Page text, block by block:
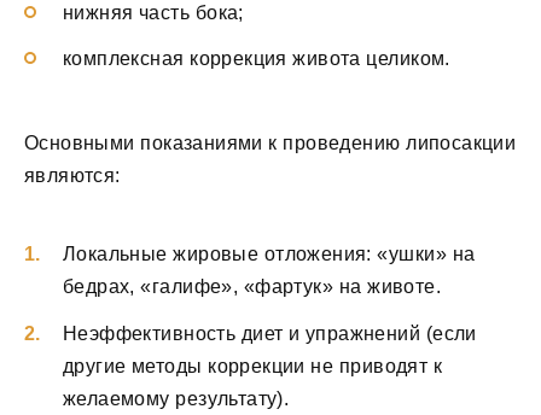
нижняя часть бока;
комплексная коррекция живота целиком.
Основными показаниями к проведению липосакции
являются:
Локальные жировые отложения: «ушки» на
бедрах, «галифе», «фартук» на животе.
Неэффективность диет и упражнений (если
другие методы коррекции не приводят к
желаемому результату).